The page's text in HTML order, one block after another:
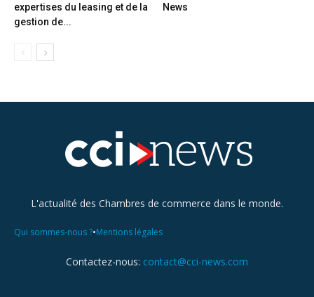
expertises du leasing et de la
gestion de...
News
L'actualité des Chambres de commerce dans le monde.
Qui sommes-nous ?•Mentions légales
Contactez-nous: contact@cci-news.com